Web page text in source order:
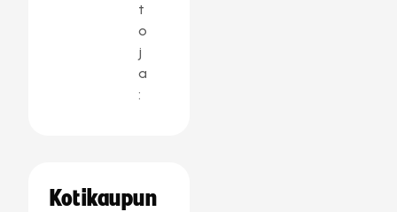
t
o
j
a
:
Kotikaupun